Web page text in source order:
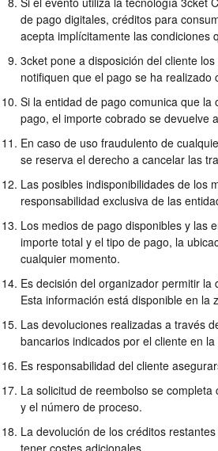
de pago digitales, créditos para
acepta implícitamente las condiciones
3cket pone a disposición del cliente
notifiquen que el pago se ha
Si la entidad de pago comunica que
pago, el importe cobrado se devuelve
En caso de uso fraudulento de
se reserva el derecho a cancelar las
Las posibles indisponibilidades de los
responsabilidad exclusiva de las
Los medios de pago disponibles y las
importe total y el tipo de pago, la
cualquier momento.
Es decisión del organizador permitir
Esta información está disponible en la
Las devoluciones realizadas a través
bancarios indicados por el cliente en
Es responsabilidad del cliente
La solicitud de reembolso se
y el número de proceso.
La devolución de los créditos
tener costes adicionales.